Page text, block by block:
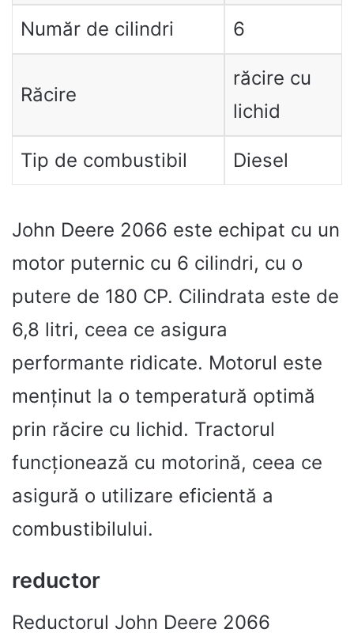
Număr de cilindri 6
Răcire
răcire cu
lichid
Tip de combustibil Diesel
John Deere 2066 este echipat cu un
motor puternic cu 6 cilindri, cu o
putere de 180 CP. Cilindrata este de
6,8 litri, ceea ce asigura
performante ridicate. Motorul este
menținut la o temperatură optimă
prin răcire cu lichid. Tractorul
funcționează cu motorină, ceea ce
asigură o utilizare eficientă a
combustibilului.
reductor
Reductorul John Deere 2066